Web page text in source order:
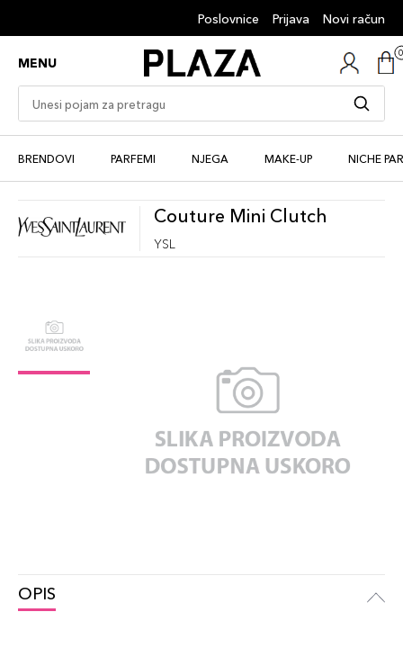
Poslovnice Prijava Novi račun
MENU
BRENDOVI PARFEMI NJEGA MAKE-UP NICHE
Couture Mini Clutch
YSL
OPIS